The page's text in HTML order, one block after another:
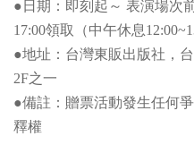
●日期：即刻起～ 表演場次
17:00領取（中午休息
●地址：台灣東販出版社，
2F之一
●備註：贈票活動發生任何
釋權